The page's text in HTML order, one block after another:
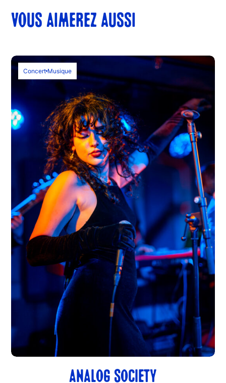
VOUS AIMEREZ AUSSI
Concert Musique
ANALOG SOCIETY